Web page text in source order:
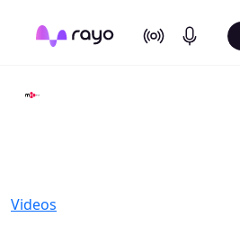
On Air Podcasts
Videos